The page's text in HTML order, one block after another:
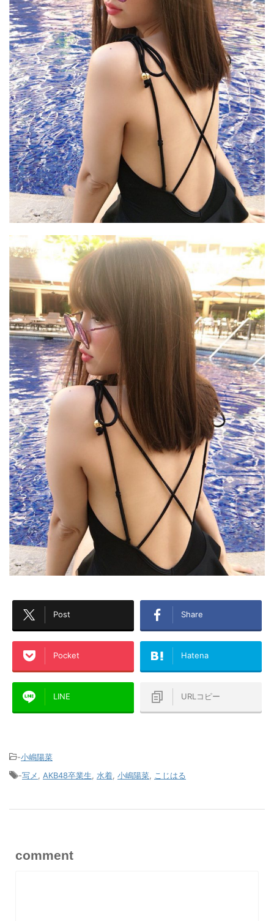
Post Share
Pocket Hatena
LINE URLコピー
-小嶋陽菜
-写メ, AKB48卒業生, 水着, 小嶋陽菜, こじはる
comment